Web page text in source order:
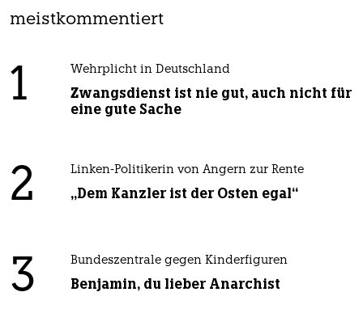
meistkommentiert
1 Wehrplicht in Deutschland
Zwangsdienst ist nie gut, auch nicht für
eine gute Sache
2 Linken-Politikerin von Angern zur Rente
„Dem Kanzler ist der Osten egal“
3 Bundeszentrale gegen Kinderfiguren
Benjamin, du lieber Anarchist